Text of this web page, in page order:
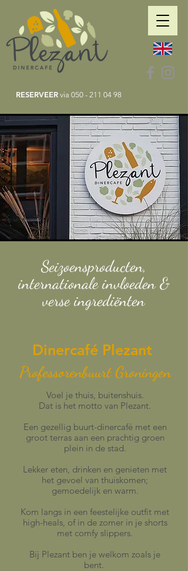
RESERVEER via 050 - 211 04 98
Seizoensproducten,
internationale invloeden &
verse ingrediënten
Dinercafé Plezant
Professorenbuurt Groningen
Voel je thuis, buitenshuis.
Dat is het motto van Plezant.
Een gezellig buurt-dinercafé met een
groot terras aan een prachtig groen
plein in de stad.
Lekker eten, drinken en genieten met
het gevoel van thuiskomen;
gemoedelijk en warm.
Kom langs in een feestelijke outfit met
high-heals, of in de zomer in je shorts
met comfy slippers.
Bij Plezant ben je welkom zoals je
bent.